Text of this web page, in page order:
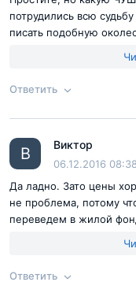
Согласен с
Отправить
потрудились всю
писать подобную
то от того здания
Достоинства:Уже всё
Недостатки:Нет.
Ответить
Ответ на
В Виктор
06.12.2016 08:38
Да ладно. Зато цены
не проблема, потому
переведем в жилой
Ответить